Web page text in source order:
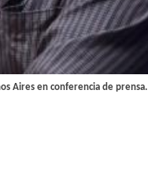
Aires en conferencia de prensa.